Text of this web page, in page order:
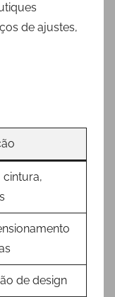
de ajustes,
cintura,
de design